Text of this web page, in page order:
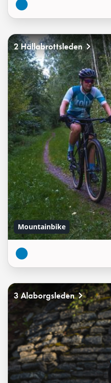
2 Hällabrottsleden
Mountainbike
3 Alaborgsleden